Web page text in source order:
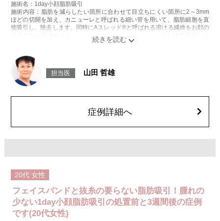
施術名：1day小顔脂肪吸引
施術内容：脂肪を減らしたい箇所に合わせて目立ちにくい箇所に2～3mm
ほどの切開を加え、カニューレと呼ばれる細い管を用いて、脂肪細胞を直
接吸引し、除去します。同時にAスレッド®と呼ばれる溶ける繊維をお顔の
目立たない部分から皮下へ挿入し、皮膚を内側から引き上げて固定しま
リスク、副作用：赤み、熱感、痛み、しびれ、むくみ、内出血、引き攣れ
感などが術後一時的に生じることがございます。また、稀に貧血、細菌感
染症、左右差、施術箇所の知覚鈍麻、ぼこつき、硬結、瘢痕化、色素沈
着、脂肪塞栓、皮膚のよれ、繊維の突出などを生じることがございます。
顔の脂肪吸引箇所の追加 1ヶ所ごと+162,800円(税込)
オプション：笑気麻酔 3,300円(税込)
担当医 山田 哲雄
症例詳細へ
20代 女性
フェイスバンドと抜糸の要らない脂肪吸引！腫れの
少ない1day小顔脂肪吸引の処置前と3週間後の症例
です(20代女性)